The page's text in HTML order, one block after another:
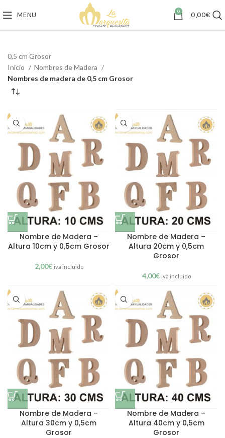
MENU 0 0,00€
0,5 cm Grosor
Inicio
Nombres de Madera
Nombres de madera de 0,5 cm Grosor
Nombre de Madera –
Altura 10cm y 0,5cm Grosor
2,00€ iva incluido
Nombre de Madera –
Altura 20cm y 0,5cm
Grosor
4,00€ iva incluido
Nombre de Madera –
Altura 30cm y 0,5cm
Grosor
Nombre de Madera –
Altura 40cm y 0,5cm
Grosor